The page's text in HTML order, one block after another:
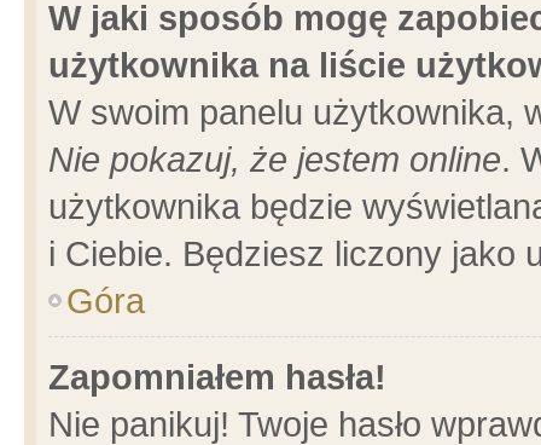
W jaki sposób mogę
użytkownika na liście
W swoim panelu użytkownika,
Nie pokazuj, że jestem online.
użytkownika będzie
i Ciebie. Będziesz liczony jako
Góra
Zapomniałem hasła!
Nie panikuj! Twoje hasło